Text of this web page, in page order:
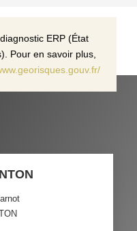
ERP (État
Pour en savoir plus,